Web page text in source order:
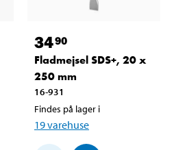
3490
Fladmejsel SDS+, 20 x
250 mm
16-931
Findes på lager i
19varehuse